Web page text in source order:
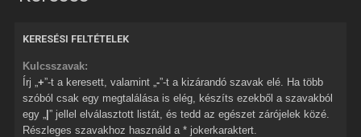
KERESÉSI FELTÉTELEK
Kulcsszavak:
Írj „ +”-t a keresett, valamint „ -”-t a kizárandó szavak elé. Ha több
szóból csak egy megtalálása is elég, készíts ezekből a szavakból
egy „ |” jellel elválasztott listát, és tedd az egészet zárójelek közé.
Részleges szavakhoz használd a * jokerkaraktert.